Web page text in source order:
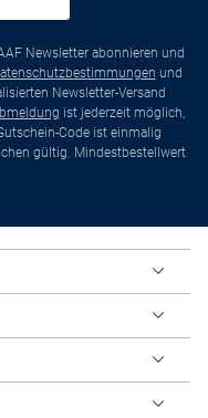
Newsletter abonnieren und
und
Newsletter-Versand
ist jederzeit möglich,
Code ist einmalig
gültig. Mindestbestellwert